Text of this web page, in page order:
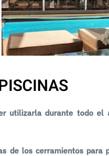
utilizarla durante todo el
de los cerramientos para